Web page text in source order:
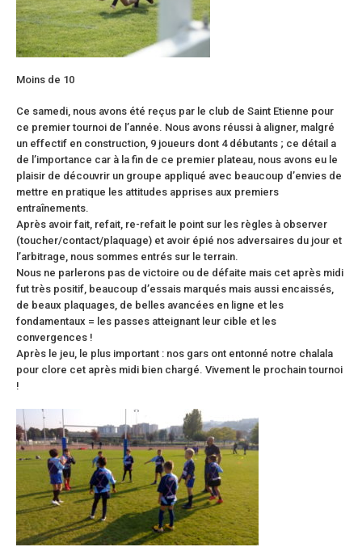
Moins de 10
Ce samedi, nous avons été reçus par le club de Saint Etienne pour
ce premier tournoi de l’année. Nous avons réussi à aligner, malgré
un effectif en construction, 9 joueurs dont 4 débutants ; ce détail a
de l’importance car à la fin de ce premier plateau, nous avons eu le
plaisir de découvrir un groupe appliqué avec beaucoup d’envies de
mettre en pratique les attitudes apprises aux premiers
entraînements.
Après avoir fait, refait, re-refait le point sur les règles à observer
(toucher/contact/plaquage) et avoir épié nos adversaires du jour et
l’arbitrage, nous sommes entrés sur le terrain.
Nous ne parlerons pas de victoire ou de défaite mais cet après midi
fut très positif, beaucoup d’essais marqués mais aussi encaissés,
de beaux plaquages, de belles avancées en ligne et les
fondamentaux = les passes atteignant leur cible et les
convergences !
Après le jeu, le plus important : nos gars ont entonné notre chalala
pour clore cet après midi bien chargé. Vivement le prochain tournoi
!